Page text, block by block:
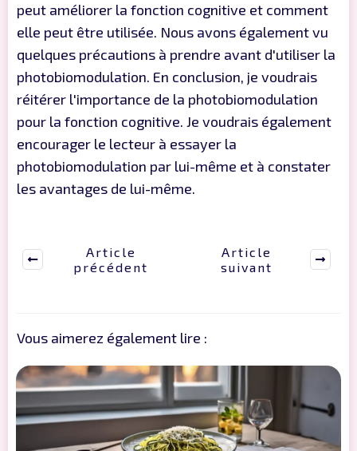
peut améliorer la fonction cognitive et comment
elle peut être utilisée. Nous avons également vu
quelques précautions à prendre avant d'utiliser la
photobiomodulation. En conclusion, je voudrais
réitérer l'importance de la photobiomodulation
pour la fonction cognitive. Je voudrais également
encourager le lecteur à essayer la
photobiomodulation par lui-même et à constater
les avantages de lui-même.
Article
précédent
Article
suivant
Vous aimerez également lire :